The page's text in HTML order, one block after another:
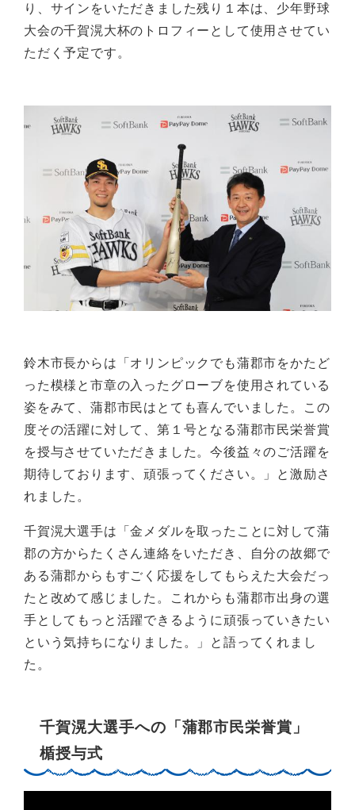
り、サインをいただきました残り１本は、少年野球
大会の千賀滉大杯のトロフィーとして使用させてい
ただく予定です。
鈴木市長からは「オリンピックでも蒲郡市をかたど
った模様と市章の入ったグローブを使用されている
姿をみて、蒲郡市民はとても喜んでいました。この
度その活躍に対して、第１号となる蒲郡市民栄誉賞
を授与させていただきました。今後益々のご活躍を
期待しております、頑張ってください。」と激励さ
れました。
千賀滉大選手は「金メダルを取ったことに対して蒲
郡の方からたくさん連絡をいただき、自分の故郷で
ある蒲郡からもすごく応援をしてもらえた大会だっ
たと改めて感じました。これからも蒲郡市出身の選
手としてもっと活躍できるように頑張っていきたい
という気持ちになりました。」と語ってくれまし
た。
千賀滉大選手への「蒲郡市民栄誉賞」
楯授与式